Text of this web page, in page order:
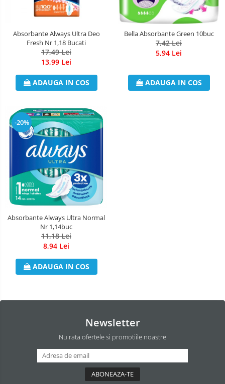
Detergent Geamuri
Detergent Mobila
Detergenti De Haine
Detergent Capsule
Detergent Pentru Pete
Detergent Ariel
Balsam De Rufe
Sano Maxima Balsam
Pachete Produse Curatenie
Produse Pentru Baie
Duck WC
Odorizant WC Bref
Odorizant Vas WC
Odorizant Bazin WC
Cantar
Produse Pentru Bucatarie
Detergent Vase Pentru Masina
Detergent Vase Manual
Solutie Clatire Vase
Folie Si Pungi Alimentare
Pungi Ambalare / Saci Menajeri
Vase Si Accesorii
Diverse pentru bucatarie
Absorbante Always Ultra Deo
Fresh Nr 1,18 Bucati
17,49 Lei
13,99 Lei
ADAUGA IN COS
Bella Absorbante Green 10buc
7,42 Lei
5,94 Lei
ADAUGA IN COS
-20%
Absorbante Always Ultra Normal
Nr 1,14buc
11,18 Lei
8,94 Lei
ADAUGA IN COS
Newsletter
Nu rata ofertele si promotiile noastre